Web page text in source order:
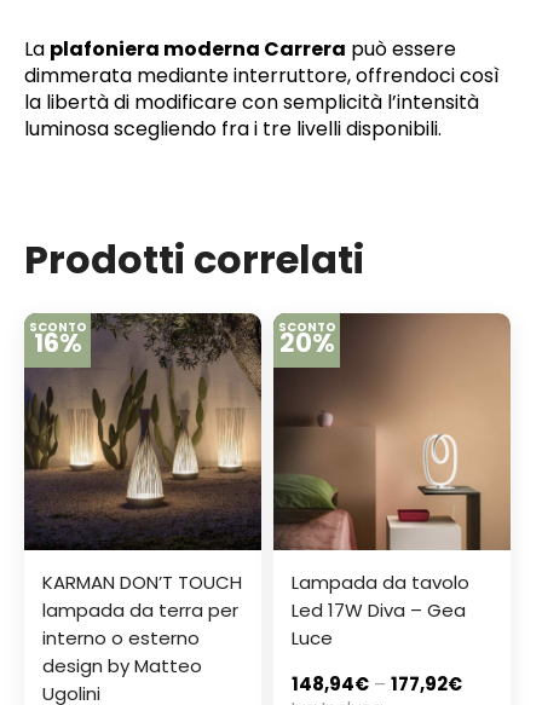
La plafoniera moderna Carrera può essere
dimmerata mediante interruttore, offrendoci così
la libertà di modificare con semplicità l’intensità
luminosa scegliendo fra i tre livelli disponibili.
Prodotti correlati
SCONTO
16%
KARMAN DON’T TOUCH
lampada da terra per
interno o esterno
design by Matteo
Ugolini
SCONTO
20%
Lampada da tavolo
Led 17W Diva – Gea
Luce
148,94€ –177,92€